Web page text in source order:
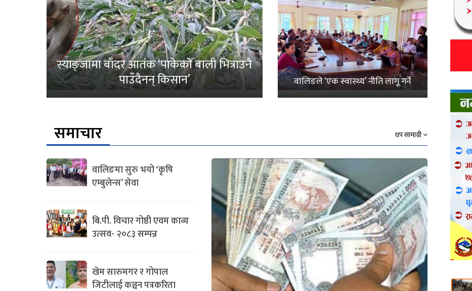
स्याङ्जामा बाँदर आतंक ‘पाकेको बाली भित्राउनै
पाउँदैनन् किसान’ वालिङले ‘एक स्वास्थ्य’ नीति लागू गर्ने
समाचार थप सामाग्री
वालिङमा सुरु भयो ‘कृषि
एम्बुलेन्स’ सेवा
बि.पी. विचार गोष्ठी एवम काव्य
उत्सव- २०८३ सम्पन्न
खेम सारुमगर र गोपाल
जिटीलाई कञ्चन पत्रकरिता